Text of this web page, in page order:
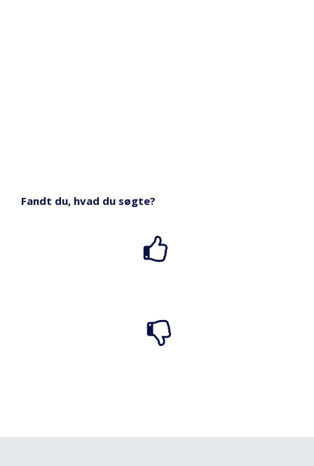
Fandt du, hvad du søgte?